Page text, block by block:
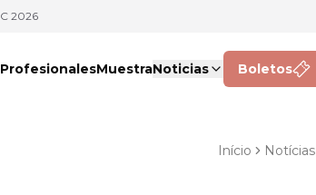
2026
ProfesionalesMuestraNoticias Boletos
Início Notícias